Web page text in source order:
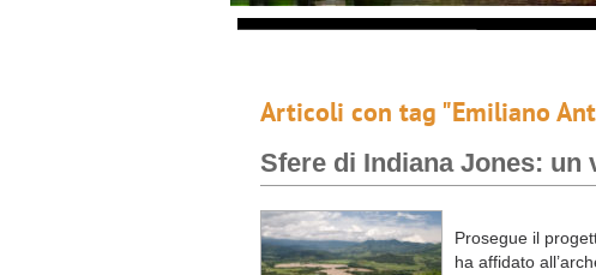
Articoli con tag "Emiliano
Sfere di Indiana Jones:
Prosegue il
ha affidato